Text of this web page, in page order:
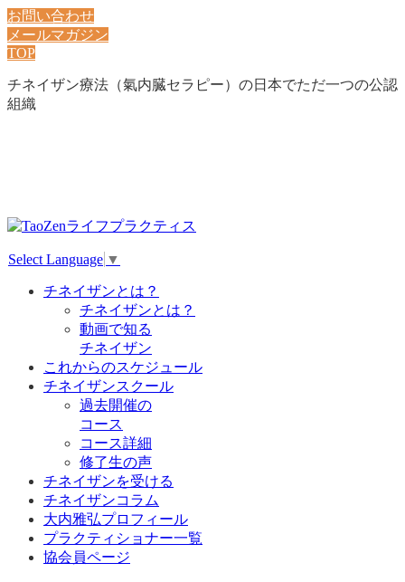
お問い合わせ
メールマガジン
TOP
チネイザン療法（氣内臓セラピー）の日本でただ一つの公認
組織
Select Language ▼
チネイザンとは？
チネイザンとは？
動画で知る
チネイザン
これからのスケジュール
チネイザンスクール
過去開催の
コース
コース詳細
修了生の声
チネイザンを受ける
チネイザンコラム
大内雅弘プロフィール
プラクティショナー一覧
協会員ページ